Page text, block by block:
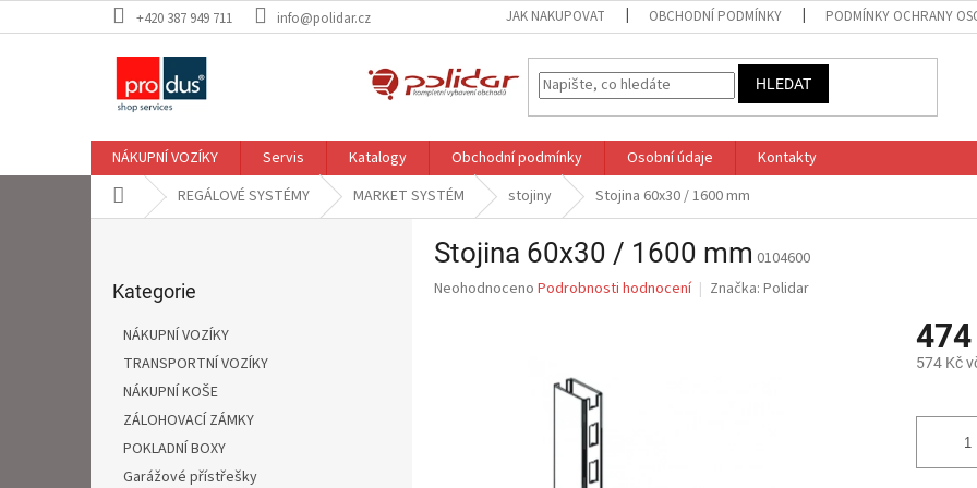
na
+420 387 949 711 info@polidar.cz JAK NAKUPOVAT OBCHODNÍ PODMÍNKY PODMÍNKY OCHRANY
HLEDAT
NÁKUPNÍ VOZÍKY Servis Katalogy Obchodní podmínky Osobní údaje
Kontakty
Domů REGÁLOVÉ SYSTÉMY MARKET SYSTÉM stojiny Stojina 60x30 / 1600 mm
kategorie
Kategorie
NÁKUPNÍ VOZÍKY
TRANSPORTNÍ VOZÍKY
NÁKUPNÍ KOŠE
ZÁLOHOVACÍ ZÁMKY
POKLADNÍ BOXY
Garážové přístřešky
Stojina 60x30 / 1600 mm 0104600
Průměrné
Neohodnoceno Podrobnosti hodnocení Značka: Polidar
574 Kč
cena: